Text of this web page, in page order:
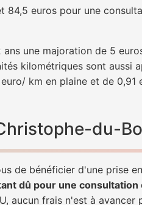
84,5 euros pour une
une majoration de 5
kilométriques sont aussi
km en plaine et de 0,91
du-
de bénéficier d'une prise
dû pour une consultation
aucun frais n'est à avancer